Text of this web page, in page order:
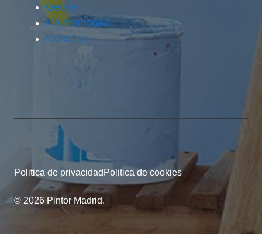
Getafe
Majadahonda
Móstoles
© 2026 Pintor Madrid.
Politica de privacidad Politica de cookies